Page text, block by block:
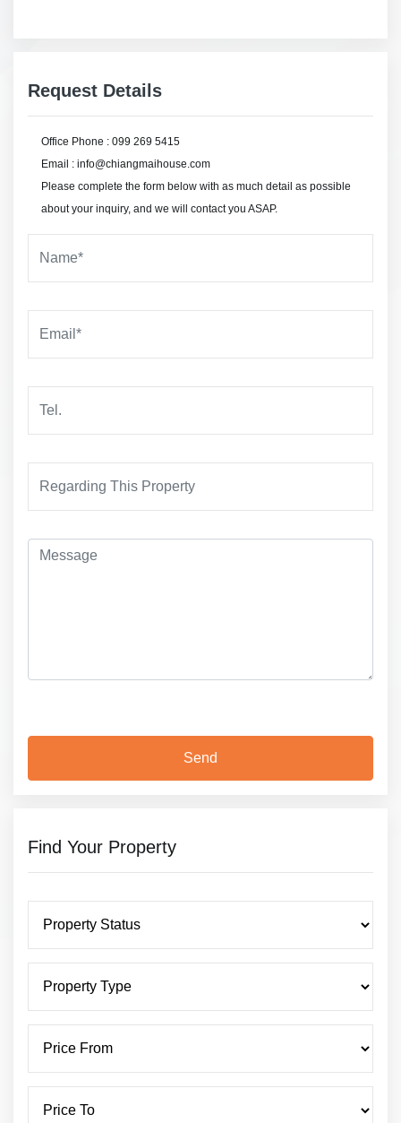
Request Details
Office Phone : 099 269 5415
Email : info@chiangmaihouse.com
Please complete the form below with as much detail as possible
about your inquiry, and we will contact you ASAP.
Find Your Property